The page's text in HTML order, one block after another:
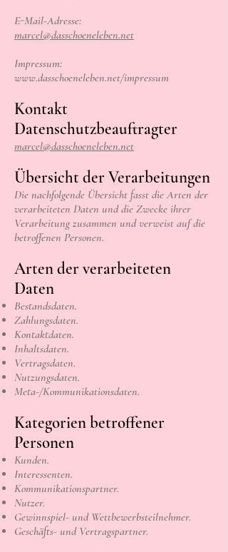
E-Mail-Adresse:
marcel@dasschoeneleben.net
Impressum:
www.dasschoeneleben.net/impressum
Kontakt
Datenschutzbeauftragter
marcel@dasschoeneleben.net
Übersicht der Verarbeitungen
Die nachfolgende Übersicht fasst die Arten der
verarbeiteten Daten und die Zwecke ihrer
Verarbeitung zusammen und verweist auf die
betroffenen Personen.
Arten der verarbeiteten
Daten
Bestandsdaten.
Zahlungsdaten.
Kontaktdaten.
Inhaltsdaten.
Vertragsdaten.
Nutzungsdaten.
Meta-/Kommunikationsdaten.
Kategorien betroffener
Personen
Kunden.
Interessenten.
Kommunikationspartner.
Nutzer.
Gewinnspiel- und Wettbewerbsteilnehmer.
Geschäfts- und Vertragspartner.